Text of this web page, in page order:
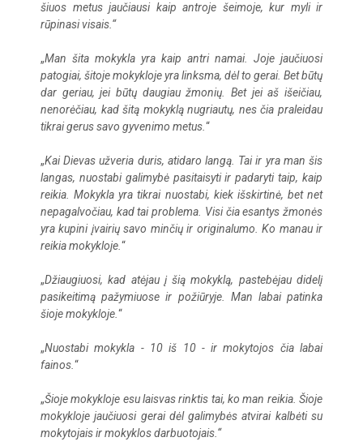
šiuos metus jaučiausi kaip antroje šeimoje, kur myli ir
rūpinasi visais.“
„Man šita mokykla yra kaip antri namai. Joje jaučiuosi
patogiai, šitoje mokykloje yra linksma, dėl to gerai. Bet būtų
dar geriau, jei būtų daugiau žmonių. Bet jei aš išeičiau,
nenorėčiau, kad šitą mokyklą nugriautų, nes čia praleidau
tikrai gerus savo gyvenimo metus. “
„Kai Dievas užveria duris, atidaro langą. Tai ir yra man šis
langas, nuostabi galimybė pasitaisyti ir padaryti taip, kaip
reikia. Mokykla yra tikrai nuostabi, kiek išskirtinė, bet net
nepagalvočiau, kad tai problema. Visi čia esantys žmonės
yra kupini įvairių savo minčių ir originalumo. Ko manau ir
reikia mokykloje. “
„Džiaugiuosi, kad atėjau į šią mokyklą, pastebėjau didelį
pasikeitimą pažymiuose ir požiūryje. Man labai patinka
šioje mokykloje. “
„Nuostabi mokykla - 10 iš 10 - ir mokytojos čia labai
fainos. “
„Šioje mokykloje esu laisvas rinktis tai, ko man reikia. Šioje
mokykloje jaučiuosi gerai dėl galimybės atvirai kalbėti su
mokytojais ir mokyklos darbuotojais.“